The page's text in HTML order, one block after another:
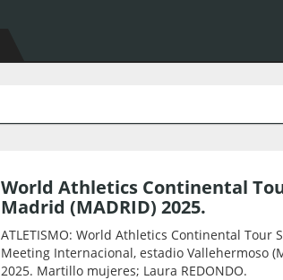
World Athletics Continental
Madrid (MADRID) 2025.
ATLETISMO: World Athletics Continental Tour
Meeting Internacional, estadio Vallehermoso
2025. Martillo mujeres; Laura REDONDO.